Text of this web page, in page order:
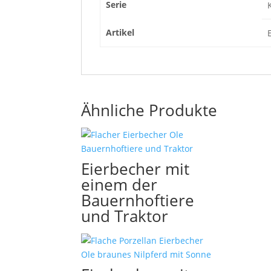
Serie
Artikel
Ähnliche Produkte
Eierbecher mit
einem der
Bauernhoftiere
und Traktor